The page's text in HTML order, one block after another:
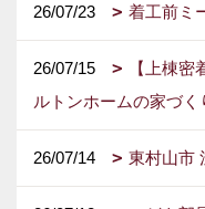
26/07/23 着工前ミ
26/07/15
【上棟
ルトンホームの家づく
26/07/14 東村山市